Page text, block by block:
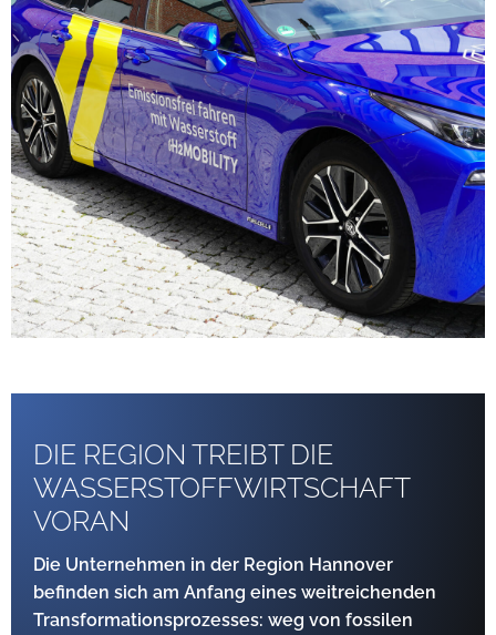
DIE REGION TREIBT DIE
WASSERSTOFFWIRTSCHAFT
VORAN
Die Unternehmen in der Region Hannover
befinden sich am Anfang eines weitreichenden
Transformationsprozesses: weg von fossilen